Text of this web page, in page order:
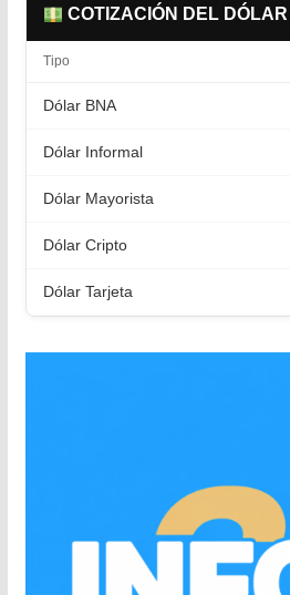
COTIZACIÓN DEL DÓLAR
Tipo
Dólar BNA
Dólar Informal
Dólar Mayorista
Dólar Cripto
Dólar Tarjeta